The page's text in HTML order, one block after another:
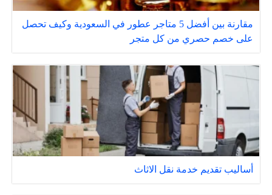
مقارنة بين أفضل 5 متاجر عطور في السعودية وكيف تحصل
على خصم حصري من كل متجر
أساليب تقديم خدمة نقل الاثاث